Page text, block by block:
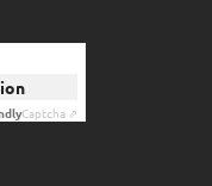
Captcha ⇗